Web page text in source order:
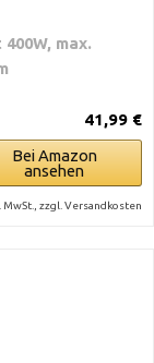
max.
41,99 €
Bei Amazon
ansehen
MwSt., zzgl. Versandkosten